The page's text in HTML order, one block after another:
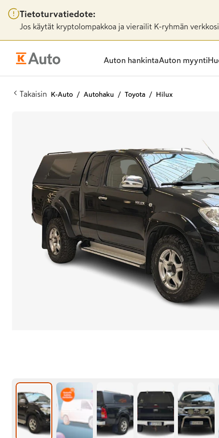
Tietoturvatiedote:
Jos käytät kryptolompakkoa ja vierailit K-ryhmän
Auton hankintaAuton myynti
Takaisin K-Auto Autohaku Toyota Hilux